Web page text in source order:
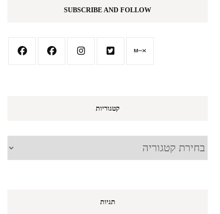
SUBSCRIBE AND FOLLOW
קטגוריות
קטגוריות
תגיות